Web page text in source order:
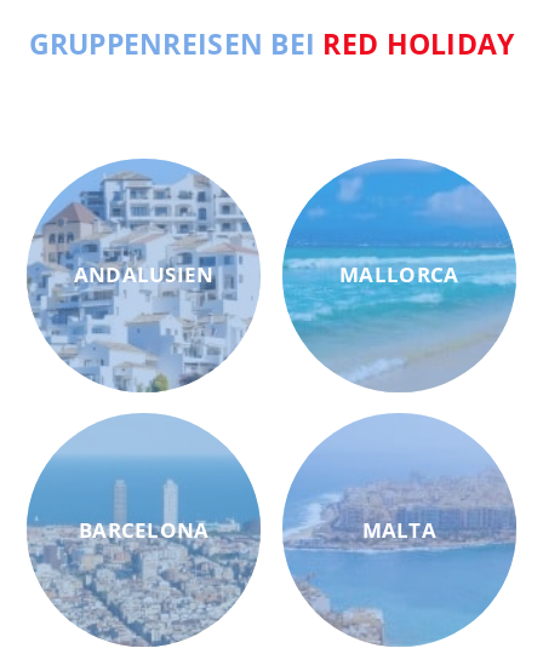
GRUPPENREISEN BEI RED HOLIDAY
ANDALUSIEN
BARCELONA
MALLORCA
MALTA